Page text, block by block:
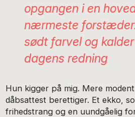
opgangen i en
nærmeste
sødt farvel og
dagens redning
Hun kigger på mig. Mere
dåbsattest berettiger. Et ekko,
frihedstrang og en uundgåelig